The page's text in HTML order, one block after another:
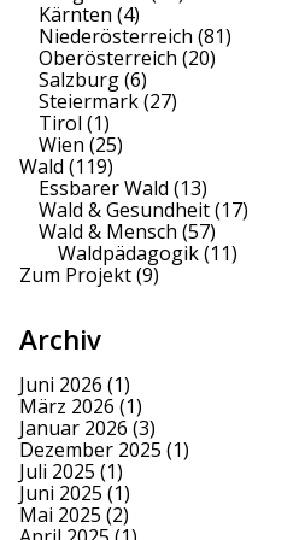
Kärnten (4)
Niederösterreich (81)
Oberösterreich (20)
Salzburg(6)
Steiermark(27)
Tirol (1)
Wien (25)
Wald (119)
Essbarer Wald (13)
Wald & Gesundheit(17)
Wald & Mensch (57)
Waldpädagogik(11)
Zum Projekt(9)
Archiv
Juni 2026 (1)
März 2026 (1)
Januar 2026 (3)
Dezember 2025 (1)
Juli 2025 (1)
Juni 2025 (1)
Mai 2025 (2)